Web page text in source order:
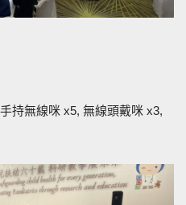
持無線咪 x5, 無線頭戴咪 x3,